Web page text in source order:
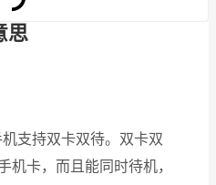
思
支持双卡双待。双卡双
机卡，而且能同时待机，